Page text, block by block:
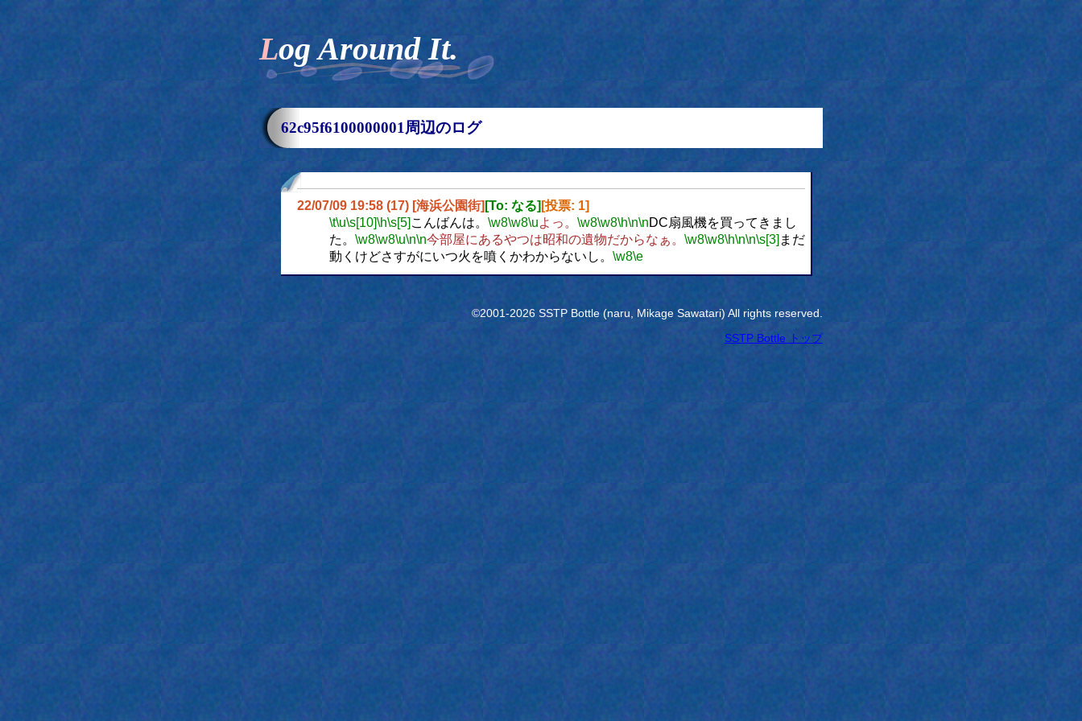
Log Around It.
62c95f6100000001周辺のログ
22/07/09 19:58 (17) [海浜公園街] [To: なる] [投票: 1]
\t\u\s[10]\h\s[5] こんばんは。 \w8\w8\uよっ。 \w8\w8\h\n\nDC扇風機を買ってきまし
た。 \w8\w8\u\n\n今部屋にあるやつは昭和の遺物だからなぁ。 \w8\w8\h\n\n\s[3] まだ
動くけどさすがにいつ火を噴くかわからないし。 \w8\e
©2001-2026 SSTP Bottle (naru, Mikage Sawatari) All rights reserved.
SSTP Bottle トップ